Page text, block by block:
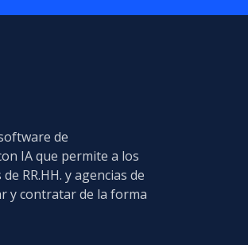
de
IA que permite a los
RR.HH. y agencias de
y contratar de la forma